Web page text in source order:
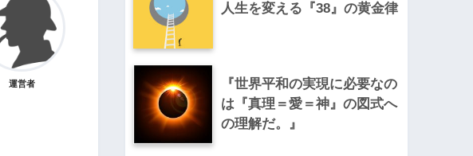
運営者
人生を変える『38』の黄金律
『世界平和の実現に必要なの
は『真理＝愛＝神』の図式へ
の理解だ。』